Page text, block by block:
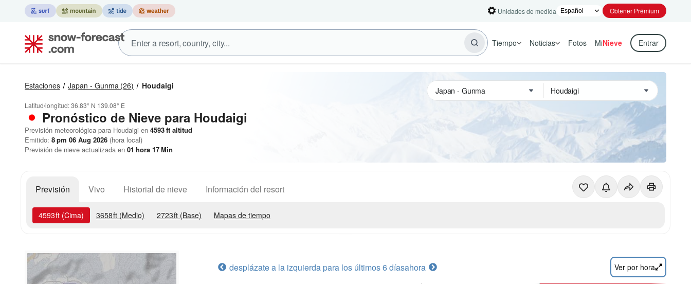
Unidades de medida Obtener Prémium
Tiempo Noticias Fotos MiNieve Entrar
Estaciones Japan - Gunma (26) Houdaigi
Latitud/longitud:36.83° N 139.08° E
Pronóstico de Nieve para Houdaigi
Previsión meteorológica para Houdaigi en 4593ft altitud
Emitido: 8 pm 06 Aug 2026 (hora local)
Previsión de nieve actualizada en 01 hora 17Min
Previsión Vivo Historial de nieve Información del resort
4593ft (Cima) 3658ft (Medio) 2723ft (Base) Mapas de tiempo
desplázate a la izquierda para los últimos 6 díasahora Ver por hora